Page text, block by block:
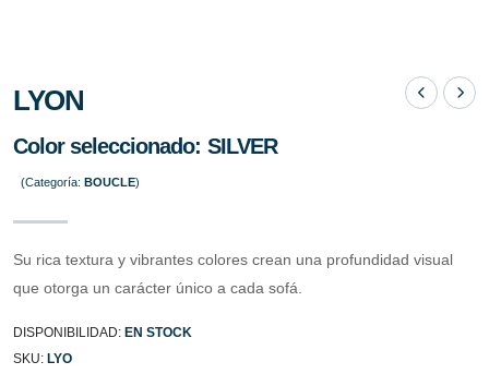
LYON
Color seleccionado: SILVER
(Categoría: BOUCLE)
Su rica textura y vibrantes colores crean una profundidad visual
que otorga un carácter único a cada sofá.
DISPONIBILIDAD: EN STOCK
SKU: LYO